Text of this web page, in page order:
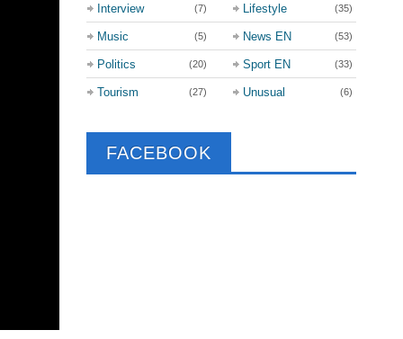
Interview (7) Lifestyle (35)
Music (5) News EN (53)
Politics (20) Sport EN (33)
Tourism (27) Unusual (6)
FACEBOOK